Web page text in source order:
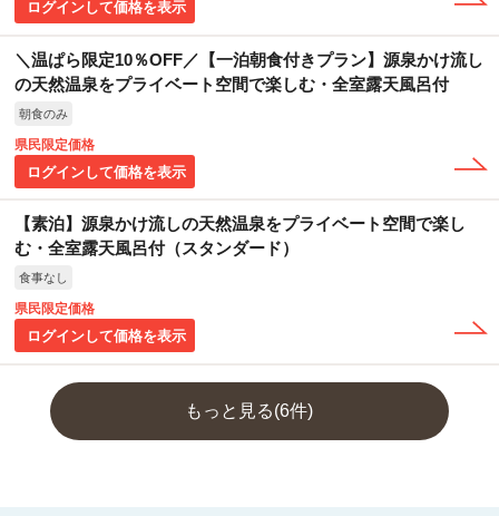
ログインして価格を表示
＼温ぱら限定10％OFF／【一泊朝食付きプラン】源泉かけ流し
の天然温泉をプライベート空間で楽しむ・全室露天風呂付
朝食のみ
県民限定価格
ログインして価格を表示
【素泊】源泉かけ流しの天然温泉をプライベート空間で楽し
む・全室露天風呂付（スタンダード）
食事なし
県民限定価格
ログインして価格を表示
もっと見る(6件)